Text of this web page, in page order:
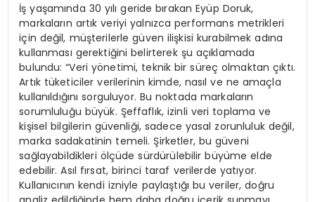
İş yaşamında 30 yılı geride bırakan Eyüp Doruk,
markaların artık veriyi yalnızca performans metrikleri
için değil, müşterilerle güven ilişkisi kurabilmek adına
kullanması gerektiğini belirterek şu açıklamada
bulundu: “Veri yönetimi, teknik bir süreç olmaktan çıktı.
Artık tüketiciler verilerinin kimde, nasıl ve ne amaçla
kullanıldığını sorguluyor. Bu noktada markaların
sorumluluğu büyük. Şeffaflık, izinli veri toplama ve
kişisel bilgilerin güvenliği, sadece yasal zorunluluk değil,
marka sadakatinin temeli. Şirketler, bu güveni
sağlayabildikleri ölçüde sürdürülebilir büyüme elde
edebilir. Asıl fırsat, birinci taraf verilerde yatıyor.
Kullanıcının kendi izniyle paylaştığı bu veriler, doğru